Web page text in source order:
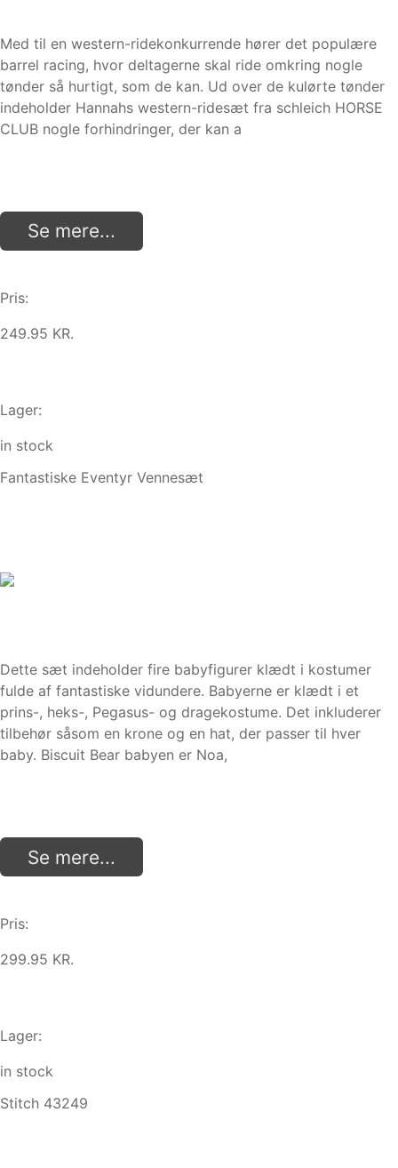
Med til en western-ridekonkurrende hører det populære
barrel racing, hvor deltagerne skal ride omkring nogle
tønder så hurtigt, som de kan. Ud over de kulørte tønder
indeholder Hannahs western-ridesæt fra schleich HORSE
CLUB nogle forhindringer, der kan a
Se mere...
Pris:
249.95 KR.
Lager:
in stock
Fantastiske Eventyr Vennesæt
Dette sæt indeholder fire babyfigurer klædt i kostumer
fulde af fantastiske vidundere. Babyerne er klædt i et
prins-, heks-, Pegasus- og dragekostume. Det inkluderer
tilbehør såsom en krone og en hat, der passer til hver
baby. Biscuit Bear babyen er Noa,
Se mere...
Pris:
299.95 KR.
Lager:
in stock
Stitch 43249